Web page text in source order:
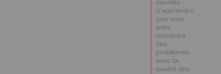
désolés
d'apprendre
que vous
avez
rencontré
des
problèmes
avec la
qualité des